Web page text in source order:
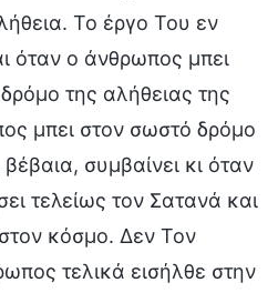
Το έργο Του εν
όταν ο άνθρωπος μπει
της αλήθειας της
μπει στον σωστό δρόμο
συμβαίνει κι όταν
τελείως τον Σατανά και
κόσμο. Δεν Τον
τελικά εισήλθε στην